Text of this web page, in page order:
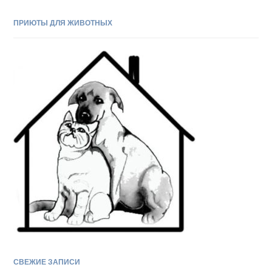
ПРИЮТЫ ДЛЯ ЖИВОТНЫХ
СВЕЖИЕ ЗАПИСИ